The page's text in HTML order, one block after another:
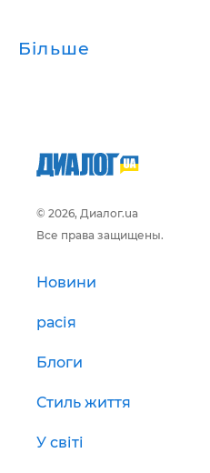
Більше
© 2026, Диалог.ua
Все права защищены.
Новини
расія
Блоги
Стиль життя
У світі